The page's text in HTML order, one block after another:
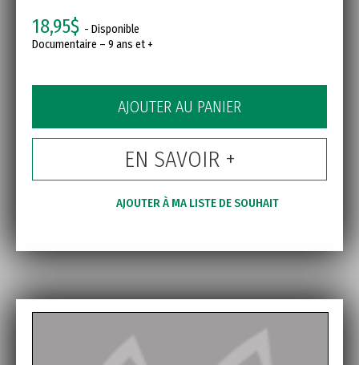
18,95$ - Disponible
Documentaire – 9 ans et +
AJOUTER AU PANIER
EN SAVOIR +
AJOUTER À MA LISTE DE SOUHAIT